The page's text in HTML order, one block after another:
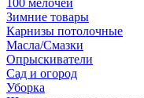
100 мелочей
Зимние товары
Карнизы потолочные
Масла/Смазки
Опрыскиватели
Сад и огород
Уборка